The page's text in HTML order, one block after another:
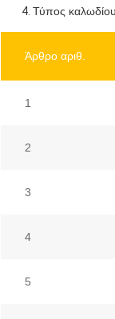
Τύπος
Άρθρο αριθ.
1
2
3
4
5